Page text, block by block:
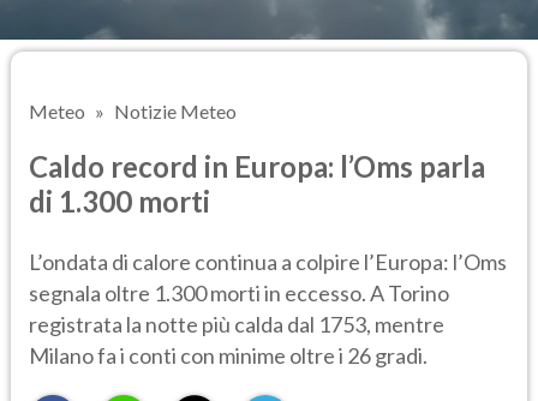
Meteo Notizie Meteo
Caldo record in Europa: l’Oms parla
di 1.300 morti
L’ondata di calore continua a colpire l’Europa: l’Oms
segnala oltre 1.300 morti in eccesso. A Torino
registrata la notte più calda dal 1753, mentre
Milano fa i conti con minime oltre i 26 gradi.